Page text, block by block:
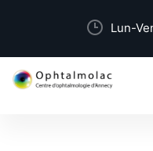
Lun-